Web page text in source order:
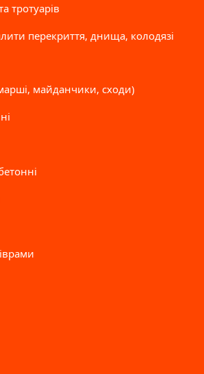
тротуарів
перекриття, днища, колодязі
майданчики, сходи)